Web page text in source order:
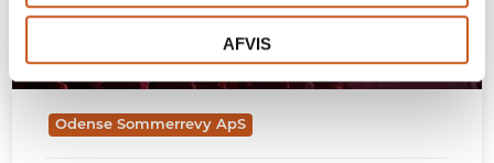
AFVIS
Odense Sommerrevy ApS